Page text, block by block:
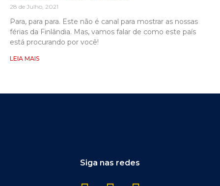
28 de Julho, 2021
Para, para para. Este não é canal para mostrar as nossas
férias da Finlândia. Mas, vamos falar de como este país
está procurando por você!
LEIA MAIS
Siga nas redes